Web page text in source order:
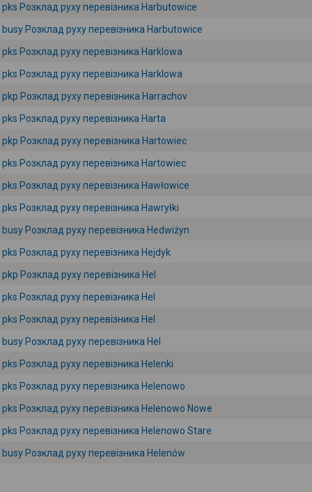
pks Розклад руху перевізника Harbutowice
busy Розклад руху перевізника Harbutowice
pks Розклад руху перевізника Harklowa
pks Розклад руху перевізника Harklowa
pkp Розклад руху перевізника Harrachov
pks Розклад руху перевізника Harta
pkp Розклад руху перевізника Hartowiec
pks Розклад руху перевізника Hartowiec
pks Розклад руху перевізника Hawłowice
pks Розклад руху перевізника Hawryłki
busy Розклад руху перевізника Hedwiżyn
pks Розклад руху перевізника Hejdyk
pkp Розклад руху перевізника Hel
pks Розклад руху перевізника Hel
pks Розклад руху перевізника Hel
busy Розклад руху перевізника Hel
pks Розклад руху перевізника Helenki
pks Розклад руху перевізника Helenowo
pks Розклад руху перевізника Helenowo Nowe
pks Розклад руху перевізника Helenowo Stare
busy Розклад руху перевізника Helenów